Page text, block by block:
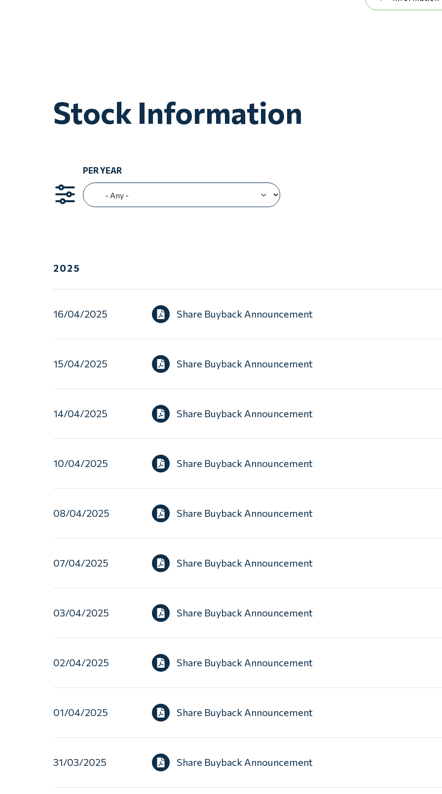
Stock Information
PER YEAR
2025
16/04/2025 Share Buyback Announcement
15/04/2025 Share Buyback Announcement
14/04/2025 Share Buyback Announcement
10/04/2025 Share Buyback Announcement
08/04/2025 Share Buyback Announcement
07/04/2025 Share Buyback Announcement
03/04/2025 Share Buyback Announcement
02/04/2025 Share Buyback Announcement
01/04/2025 Share Buyback Announcement
31/03/2025 Share Buyback Announcement